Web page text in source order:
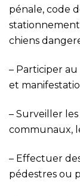
pénale, code
chiens
– Participer
et
– Surveiller
communaux,
– Effectuer
pédestres ou